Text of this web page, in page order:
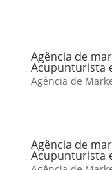
Agência de
Acupunturista
Agência de
Agência de
Acupunturista